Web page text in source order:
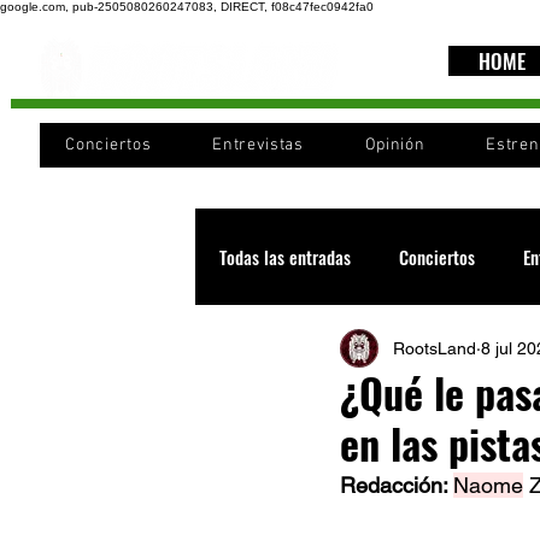
google.com, pub-2505080260247083, DIRECT, f08c47fec0942fa0
HOME
Conciertos Entrevistas Opinión
Todas las entradas Conciertos
Recomendaciones Videos
Cultura Cobertura
¿Qué le
en las
RootsLand 8 jul
Redacción: Naome